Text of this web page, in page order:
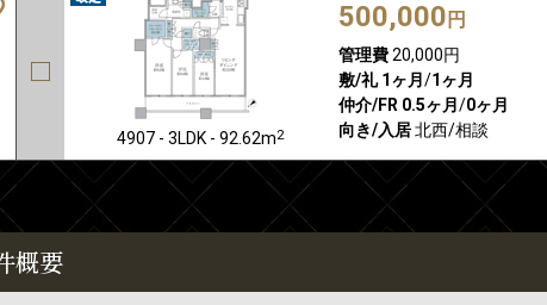
4907 - 3LDK - 92.62m2
500,000 円
管理費20,000円
敷/礼 1ヶ月 /1ヶ月
仲介/FR 0.5ヶ月 /0ヶ月
向き/入居北西/相談
概要